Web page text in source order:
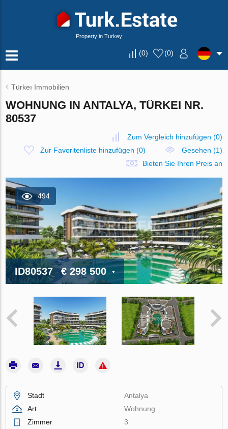
Property in Turkey
(0) (0)
Türkeı Immobilien
WOHNUNG IN ANTALYA, TÜRKEI NR.
80537
Zum Vergleich hinzufügen (0)
Zur Favoritenliste hinzufügen (0)
Gesehen (1)
Bieten Sie Ihren Preis an
494
ID80537 € 298 500
Stadt
Antalya
Art
Wohnung
Zimmer
3